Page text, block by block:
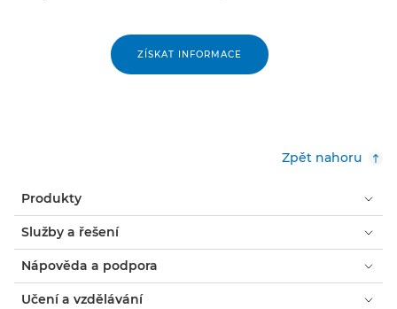
ZÍSKAT INFORMACE
Zpět nahoru
Produkty
Služby a řešení
Nápověda a podpora
Učení a vzdělávání